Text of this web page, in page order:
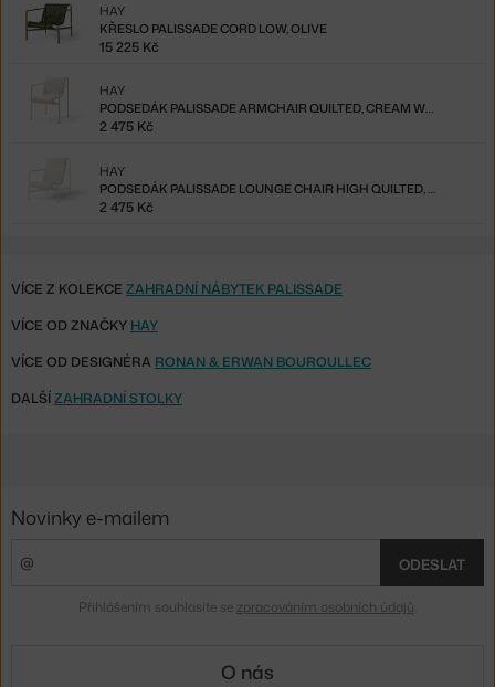
KŘESLO PALISSADE CORD LOW, OLIVE
HAY
15 225 Kč
PODSEDÁK PALISSADE ARMCHAIR QUILTED, CREAM WHITE
HAY
2 475 Kč
PODSEDÁK PALISSADE LOUNGE CHAIR HIGH QUILTED, CREAM WHITE
HAY
2 475 Kč
VÍCE Z KOLEKCE ZAHRADNÍ NÁBYTEK PALISSADE
VÍCE OD ZNAČKY HAY
VÍCE OD DESIGNÉRA RONAN & ERWAN BOUROULLEC
DALŠÍ ZAHRADNÍ STOLKY
Novinky e-mailem
ODESLAT
Přihlášením souhlasíte se zpracováním osobních údajů
O nás